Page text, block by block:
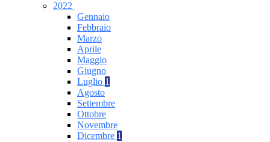
2022
Gennaio
Febbraio
Marzo
Aprile
Maggio
Giugno
Luglio 1
Agosto
Settembre
Ottobre
Novembre
Dicembre 1